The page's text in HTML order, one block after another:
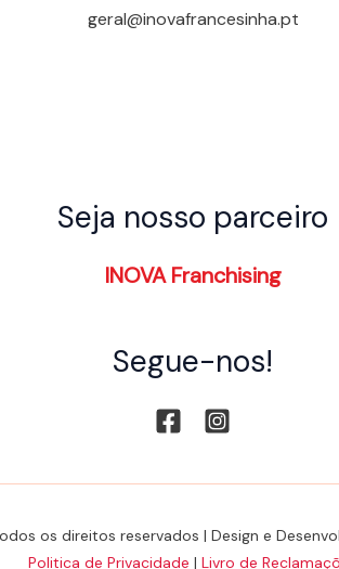
geral@inovafrancesinha.pt
Seja nosso parceiro
INOVA Franchising
Segue-nos!
os direitos reservados | Design e
Politica de Privacidade | Livro de